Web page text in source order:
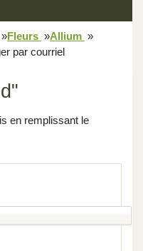
»Fleurs »Allium »
par courriel
en remplissant le